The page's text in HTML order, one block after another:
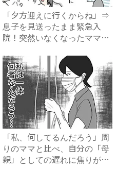
「夕方迎えに行くからね」⇒
息子を見送ったまま緊急入
院！突然いなくなったママ
「私、何してるんだろう」周
りのママと比べ、自分の「母
親」としての遅れに焦りが募